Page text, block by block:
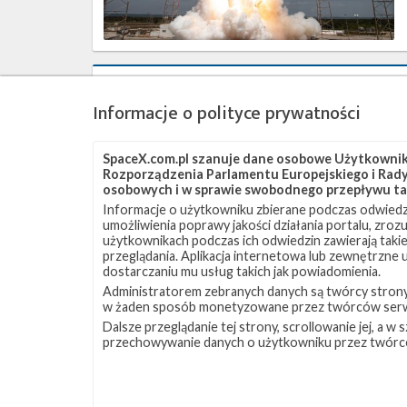
–
13
listopada
2021
plany
SpaceX
listopad
2021
Udany
start
Informacje o polityce prywatności
SpaceX.com.pl szanuje dane osobowe
Rozporządzenia Parlamentu Europejskiego i
osobowych i w sprawie swobodnego przepływu
Informacje o użytkowniku zbierane podczas
umożliwienia poprawy jakości działania portalu,
użytkownikach podczas ich odwiedzin zawierają
przeglądania. Aplikacja internetowa lub
dostarczaniu mu usług takich jak powiadomienia.
Administratorem zebranych danych są twórcy
w żaden sposób monetyzowane przez twórców
Dalsze przeglądanie tej strony, scrollowanie jej, a w
przechowywanie danych o użytkowniku przez